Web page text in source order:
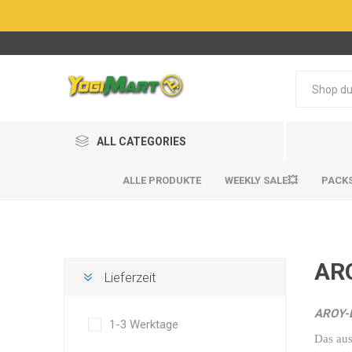
ALL CATEGORIES
ALLE PRODUKTE WEEKLY SALE💥
AROY-
Das aus
Lieferzeit
1-3 Werktage